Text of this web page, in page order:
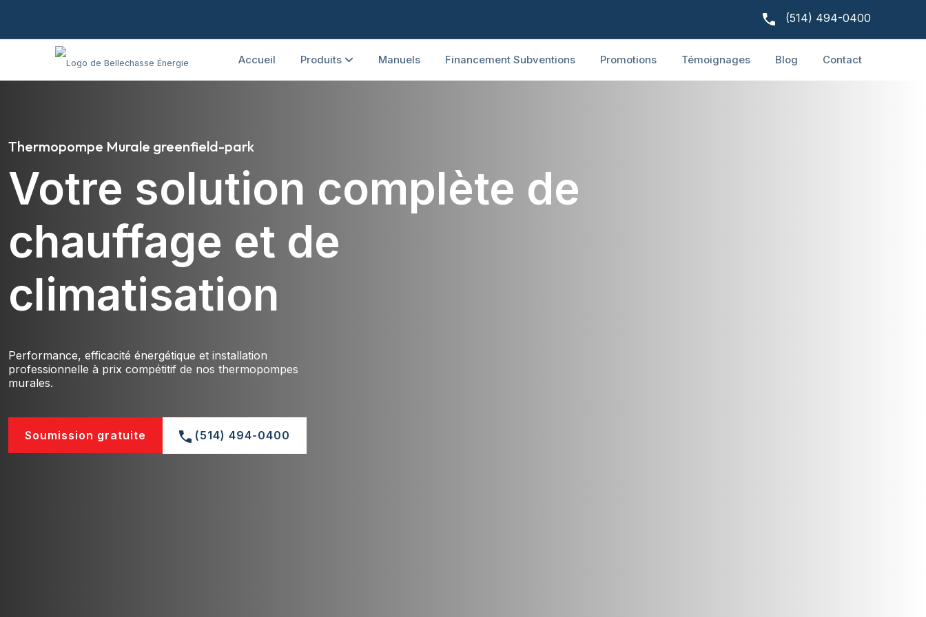
(514) 494-0400
Accueil Produits Manuels Financement Subventions Promotions Témoignages Blog Contact
Thermopompe Murale greenfield-park
Votre solution complète de
chauffage et de
climatisation
Performance, efficacité énergétique et installation
professionnelle à prix compétitif de nos thermopompes
murales.
Soumission gratuite (514) 494-0400